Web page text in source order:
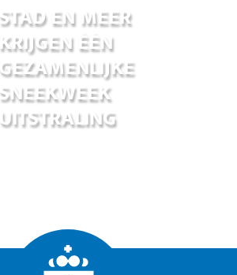
STAD EN MEER
KRIJGEN ÉÉN
GEZAMENLIJKE
SNEEKWEEK
UITSTRALING